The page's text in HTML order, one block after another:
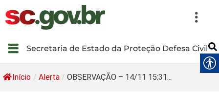
Secretaria de Estado da Proteção Defesa Civil
Início / Alerta / OBSERVAÇÃO – 14/11 15:31...